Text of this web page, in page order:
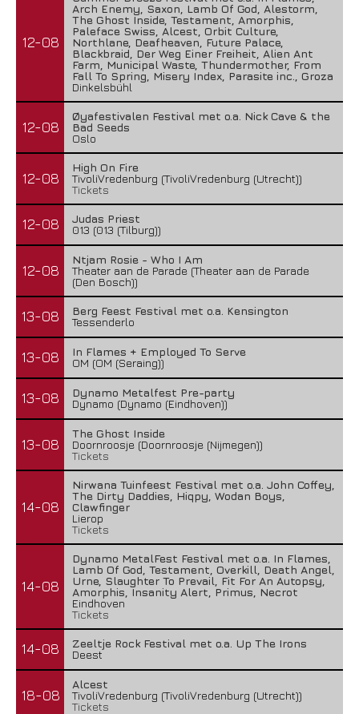
12-08
Arch Enemy, Saxon, Lamb Of God, Alestorm,
The Ghost Inside, Testament, Amorphis,
Paleface Swiss, Alcest, Orbit Culture,
Northlane, Deafheaven, Future Palace,
Blackbraid, Der Weg Einer Freiheit, Alien Ant
Farm, Municipal Waste, Thundermother, From
Fall To Spring, Misery Index, Parasite inc., Groza
Dinkelsbühl
12-08
Øyafestivalen Festival met o.a. Nick Cave & the
Bad Seeds
Oslo
12-08
High On Fire
TivoliVredenburg (TivoliVredenburg (Utrecht))
Tickets
12-08
Judas Priest
013 (013 (Tilburg))
12-08
Ntjam Rosie - Who I Am
Theater aan de Parade (Theater aan de Parade
(Den Bosch))
13-08
Berg Feest Festival met o.a. Kensington
Tessenderlo
13-08
In Flames + Employed To Serve
OM (OM (Seraing))
13-08
Dynamo Metalfest Pre-party
Dynamo (Dynamo (Eindhoven))
13-08
The Ghost Inside
Doornroosje (Doornroosje (Nijmegen))
Tickets
14-08
Nirwana Tuinfeest Festival met o.a. John Coffey,
The Dirty Daddies, Hiqpy, Wodan Boys,
Clawfinger
Lierop
Tickets
14-08
Dynamo MetalFest Festival met o.a. In Flames,
Lamb Of God, Testament, Overkill, Death Angel,
Urne, Slaughter To Prevail, Fit For An Autopsy,
Amorphis, Insanity Alert, Primus, Necrot
Eindhoven
Tickets
14-08
Zeeltje Rock Festival met o.a. Up The Irons
Deest
18-08
Alcest
TivoliVredenburg (TivoliVredenburg (Utrecht))
Tickets